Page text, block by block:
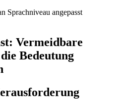
Sprachniveau angepasst
Vermeidbare
Bedeutung